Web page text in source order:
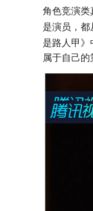
角色竞演类
是演员，
是路人甲》
属于自己的